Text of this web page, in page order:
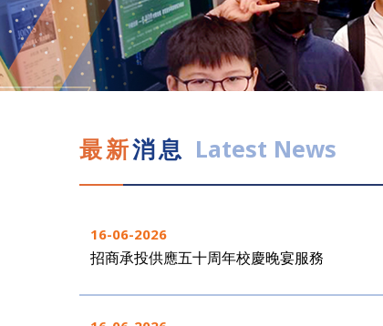
最新消息 Latest News
16-06-2026
招商承投供應五十周年校慶晚宴服務